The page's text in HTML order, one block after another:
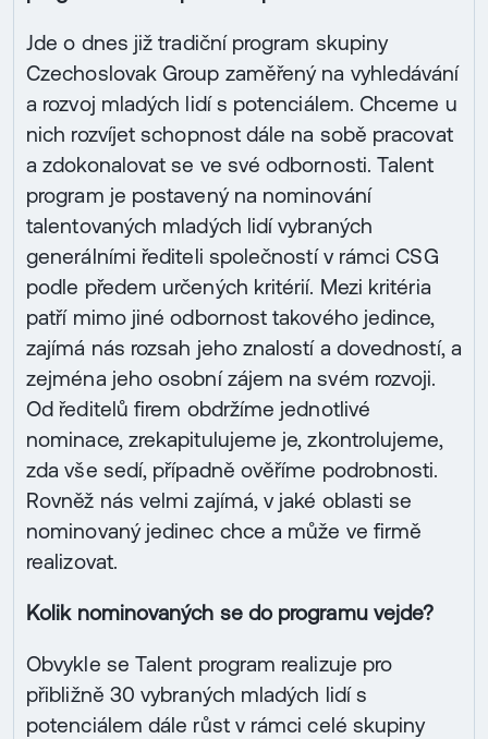
Jde o dnes již tradiční program skupiny
Czechoslovak Group zaměřený na vyhledávání
a rozvoj mladých lidí s potenciálem. Chceme u
nich rozvíjet schopnost dále na sobě pracovat
a zdokonalovat se ve své odbornosti. Talent
program je postavený na nominování
talentovaných mladých lidí vybraných
generálními řediteli společností v rámci CSG
podle předem určených kritérií. Mezi kritéria
patří mimo jiné odbornost takového jedince,
zajímá nás rozsah jeho znalostí a dovedností, a
zejména jeho osobní zájem na svém rozvoji.
Od ředitelů firem obdržíme jednotlivé
nominace, zrekapitulujeme je, zkontrolujeme,
zda vše sedí, případně ověříme podrobnosti.
Rovněž nás velmi zajímá, v jaké oblasti se
nominovaný jedinec chce a může ve firmě
realizovat.
Kolik nominovaných se do programu vejde?
Obvykle se Talent program realizuje pro
přibližně 30 vybraných mladých lidí s
potenciálem dále růst v rámci celé skupiny